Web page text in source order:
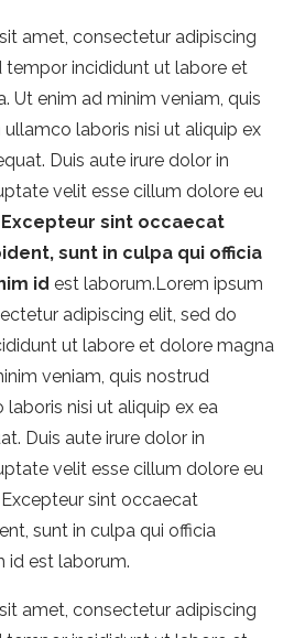
amet, consectetur adipiscing
tempor incididunt ut labore et
Ut enim ad minim veniam, quis
laboris nisi ut aliquip ex
Duis aute irure dolor in
velit esse cillum dolore eu
Excepteur sint occaecat
sunt in culpa qui officia
id est laborum.Lorem ipsum
adipiscing elit, sed do
ut labore et dolore magna
veniam, quis nostrud
nisi ut aliquip ex ea
Duis aute irure dolor in
velit esse cillum dolore eu
sint occaecat
sunt in culpa qui officia
id est laborum.
amet, consectetur adipiscing